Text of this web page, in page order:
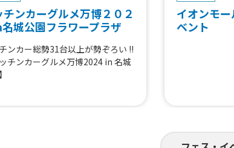
チンカーグルメ万博２０２
名城公園フラワープラザ
ンカー総勢31台以上が勢ぞろい !!
ッチンカーグルメ万博2024 in 名城
イオンモ
ベント